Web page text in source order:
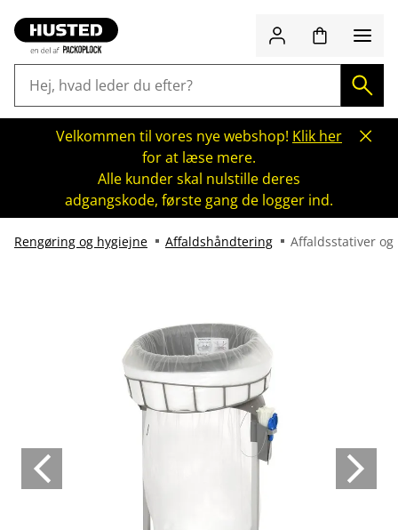
Velkommen til vores nye webshop! Klik her
for at læse mere.
Alle kunder skal nulstille deres
adgangskode, første gang de logger ind.
Rengøring og hygiejne Affaldshåndtering Affaldsstativer